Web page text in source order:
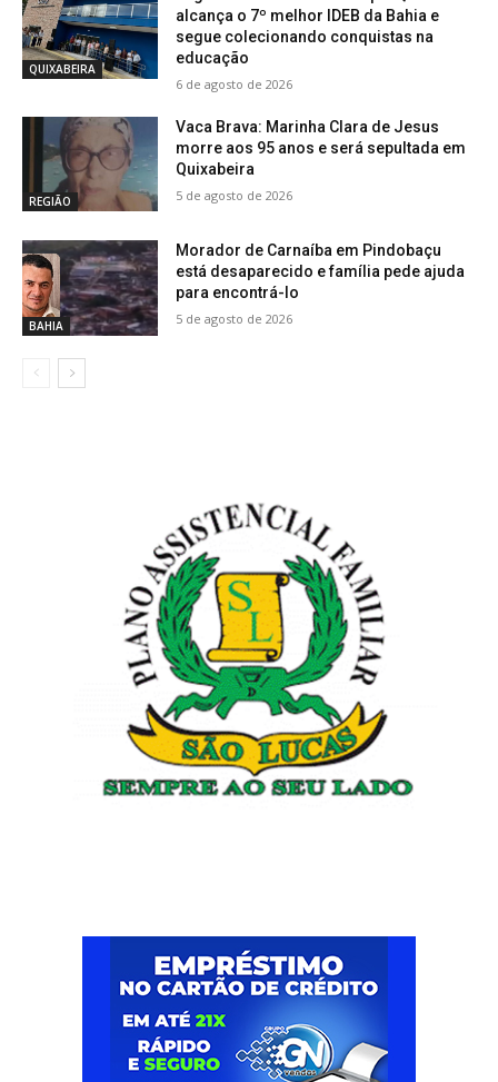
QUIXABEIRA
alcança o 7º melhor IDEB da Bahia e
segue colecionando conquistas na
educação
6 de agosto de 2026
REGIÃO
Vaca Brava: Marinha Clara de Jesus
morre aos 95 anos e será sepultada em
Quixabeira
5 de agosto de 2026
BAHIA
Morador de Carnaíba em Pindobaçu
está desaparecido e família pede ajuda
para encontrá-lo
5 de agosto de 2026